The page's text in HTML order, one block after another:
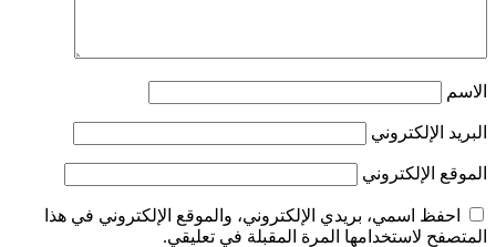
الاسم
البريد الإلكتروني
الموقع الإلكتروني
احفظ اسمي، بريدي الإلكتروني، والموقع الإلكتروني في هذا
المتصفح لاستخدامها المرة المقبلة في تعليقي.